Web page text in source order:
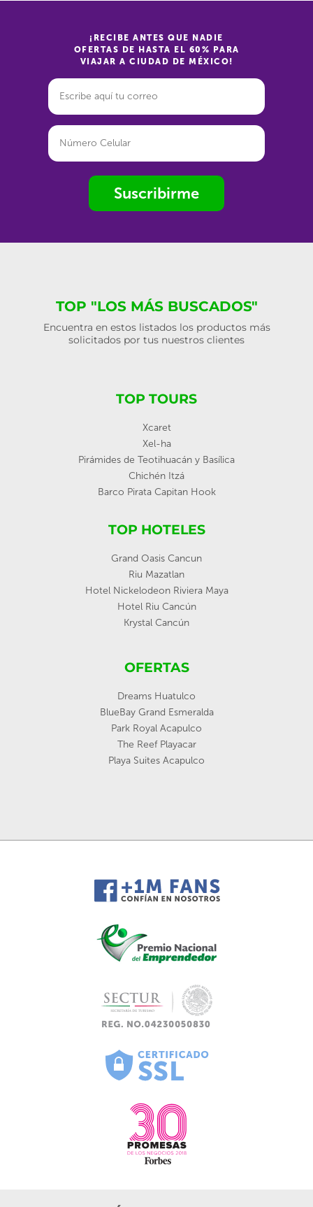
¡RECIBE ANTES QUE NADIE
OFERTAS DE HASTA EL 60% PARA
VIAJAR A CIUDAD DE MÉXICO!
Suscribirme
TOP "LOS MÁS BUSCADOS"
Encuentra en estos listados los productos más
solicitados por tus nuestros clientes
TOP TOURS
Xcaret
Xel-ha
Pirámides de Teotihuacán y Basílica
Chichén Itzá
Barco Pirata Capitan Hook
TOP HOTELES
Grand Oasis Cancun
Riu Mazatlan
Hotel Nickelodeon Riviera Maya
Hotel Riu Cancún
Krystal Cancún
OFERTAS
Dreams Huatulco
BlueBay Grand Esmeralda
Park Royal Acapulco
The Reef Playacar
Playa Suites Acapulco